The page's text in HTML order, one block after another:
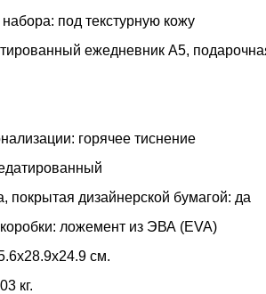
под текстурную кожу
ежедневник A5,
горячее тиснение
покрытая дизайнерской бумагой: да
ложемент из ЭВА (EVA)
см.
кг.